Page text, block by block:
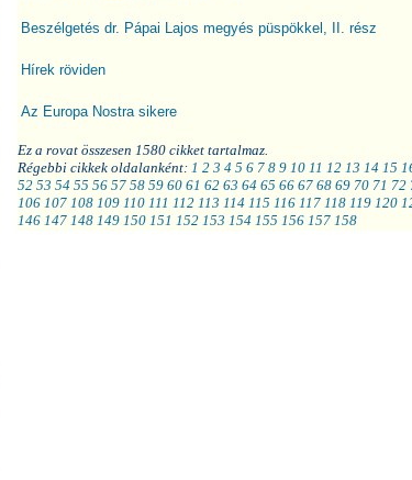
Beszélgetés dr. Pápai Lajos megyés püspökkel, II. rész
Hírek röviden
Az Europa Nostra sikere
Ez a rovat összesen 1580 cikket tartalmaz.
Régebbi cikkek oldalanként: 1 2 3 4 5 6 7 8 9 10 11 12 13 14 15
52 53 54 55 56 57 58 59 60 61 62 63 64 65 66 67 68 69 70 71 72
106 107 108 109 110 111 112 113 114 115 116 117 118 119 120
146 147 148 149 150 151 152 153 154 155 156 157 158